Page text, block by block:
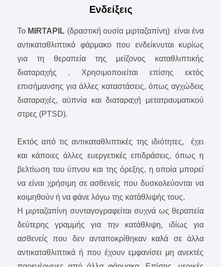
Ενδείξεις
To MIRTAPIL (δραστική ουσία μιρταζαπίνη) είναι ένα
αντικαταθλιπτικό φάρμακο που ενδείκνυται κυρίως
για τη θεραπεία της μείζονος καταθλιπτικής
διαταραχής . Χρησιμοποιείται επίσης εκτός
επισήμανσης για άλλες καταστάσεις, όπως αγχώδεις
διαταραχές, αϋπνία και διαταραχή μετατραυματικού
στρες (PTSD).
Εκτός από τις αντικαταθλιπτικές της ιδιότητες, έχει
και κάποιες άλλες ευεργετικές επιδράσεις, όπως η
βελτίωση του ύπνου και της όρεξης, η οποία μπορεί
να είναι χρήσιμη σε ασθενείς που δυσκολεύονται να
κοιμηθούν ή να φάνε λόγω της κατάθλιψής τους.
Η μιρταζαπίνη συνταγογραφείται συχνά ως θεραπεία
δεύτερης γραμμής για την κατάθλιψη, ιδίως για
ασθενείς που δεν ανταποκρίθηκαν καλά σε άλλα
αντικαταθλιπτικά ή που έχουν εμφανίσει μη ανεκτές